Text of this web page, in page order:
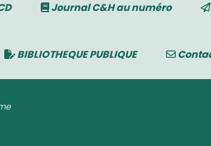
Journal C&H au numéro
BIBLIOTHEQUE PUBLIQUE